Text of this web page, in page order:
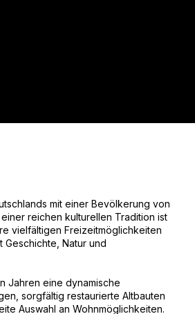
mit einer Bevölkerung von
reichen kulturellen Tradition ist
vielfältigen Freizeitmöglichkeiten
Geschichte, Natur und
Jahren eine dynamische
sorgfältig restaurierte Altbauten
Auswahl an Wohnmöglichkeiten.